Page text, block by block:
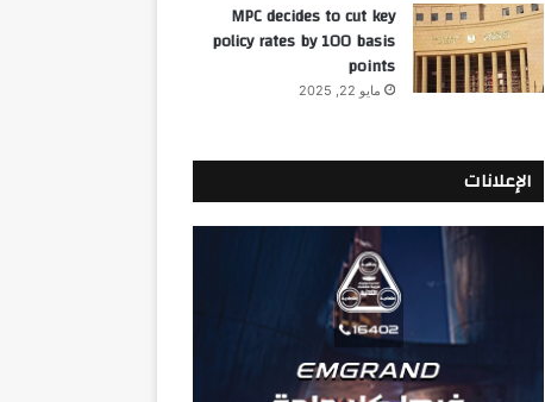
MPC decides to cut key
policy rates by 100 basis
points
مايو 22, 2025
الإعلانات